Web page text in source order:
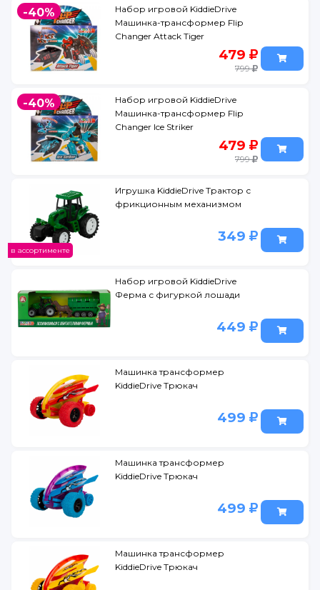
-40%
Набор игровой KiddieDrive
Машинка-трансформер Flip
Changer Attack Tiger
479
799
-40%
Набор игровой KiddieDrive
Машинка-трансформер Flip
Changer Ice Striker
479
799
в ассортименте
Игрушка KiddieDrive Трактор с
фрикционным механизмом
349
Набор игровой KiddieDrive
Ферма с фигуркой лошади
449
Машинка трансформер
KiddieDrive Трюкач
499
Машинка трансформер
KiddieDrive Трюкач
499
Машинка трансформер
KiddieDrive Трюкач